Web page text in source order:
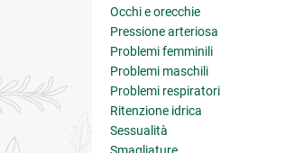
Occhi e orecchie
Pressione arteriosa
Problemi femminili
Problemi maschili
Problemi respiratori
Ritenzione idrica
Sessualità